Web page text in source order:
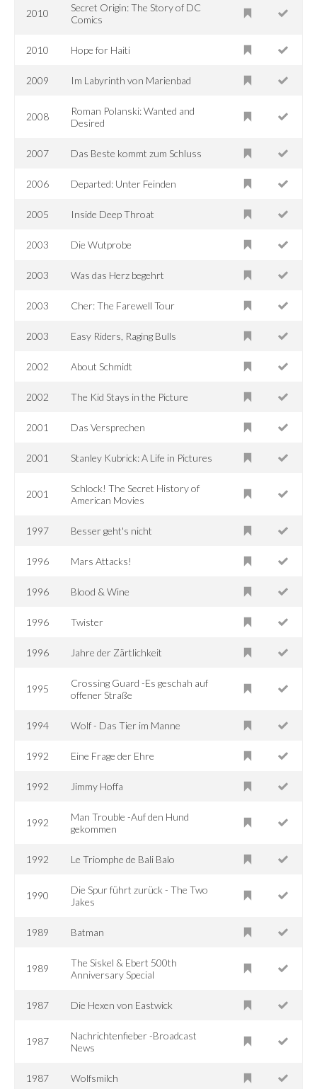
2010
Secret Origin: The Story of DC
Comics
2010 Hope for Haiti
2009 Im Labyrinth von Marienbad
2008
Roman Polanski: Wanted and
Desired
2007 Das Beste kommt zum Schluss
2006 Departed: Unter Feinden
2005 Inside Deep Throat
2003 Die Wutprobe
2003 Was das Herz begehrt
2003 Cher: The Farewell Tour
2003 Easy Riders, Raging Bulls
2002 About Schmidt
2002 The Kid Stays in the Picture
2001 Das Versprechen
2001 Stanley Kubrick: A Life in Pictures
2001
Schlock! The Secret History of
American Movies
1997 Besser geht's nicht
1996 Mars Attacks!
1996 Blood & Wine
1996 Twister
1996 Jahre der Zärtlichkeit
1995
Crossing Guard -Es geschah auf
offener Straße
1994 Wolf - Das Tier im Manne
1992 Eine Frage der Ehre
1992 Jimmy Hoffa
1992
Man Trouble -Auf den Hund
gekommen
1992 Le Triomphe de Bali Balo
1990
Die Spur führt zurück - The Two
Jakes
1989 Batman
1989
The Siskel & Ebert 500th
Anniversary Special
1987 Die Hexen von Eastwick
1987
Nachrichtenfieber -Broadcast
News
1987 Wolfsmilch